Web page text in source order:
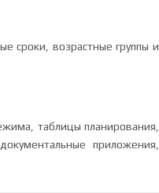
сроки, возрастные группы и
таблицы планирования,
приложения,